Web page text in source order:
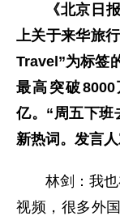
《北京日
上关于来华旅
Travel”为标签
最高突破
亿。“周五下班
新热词。发言
林剑：我
视频，很多外